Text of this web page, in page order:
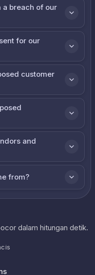
a breach of our
for our
customer
and
from?
dalam hitungan detik.